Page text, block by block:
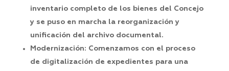
inventario completo de los bienes del Concejo
y se puso en marcha la reorganización y
unificación del archivo documental.
Modernización: Comenzamos con el proceso
de digitalización de expedientes para una